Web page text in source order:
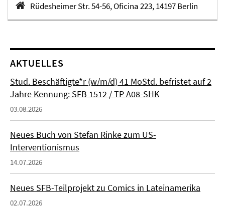
Rüdesheimer Str. 54-56, Oficina 223, 14197 Berlin
AKTUELLES
Stud. Beschäftigte*r (w/m/d) 41 MoStd. befristet auf 2
Jahre Kennung: SFB 1512 / TP A08-SHK
03.08.2026
Neues Buch von Stefan Rinke zum US-
Interventionismus
14.07.2026
Neues SFB-Teilprojekt zu Comics in Lateinamerika
02.07.2026